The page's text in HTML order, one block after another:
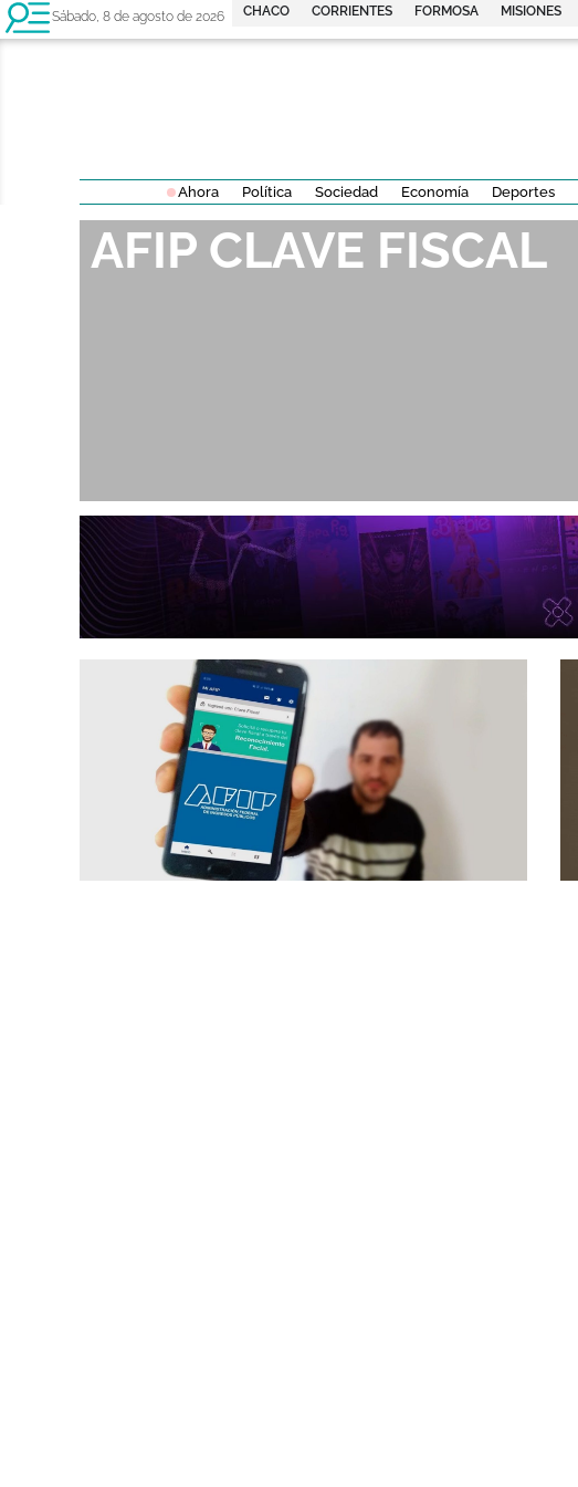
Sábado, 8 de agosto de 2026 CHACO CORRIENTES FORMOSA MISIONES
Ahora Política Sociedad Economía Deportes
AFIP CLAVE FISCAL
¿Cómo averiguar mi Clave Fiscal en 2021?